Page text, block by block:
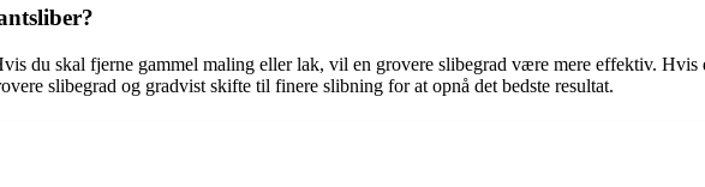
du skal fjerne gammel maling eller lak, vil en grovere slibegrad være mere effektiv.
slibegrad og gradvist skifte til finere slibning for at opnå det bedste resultat.